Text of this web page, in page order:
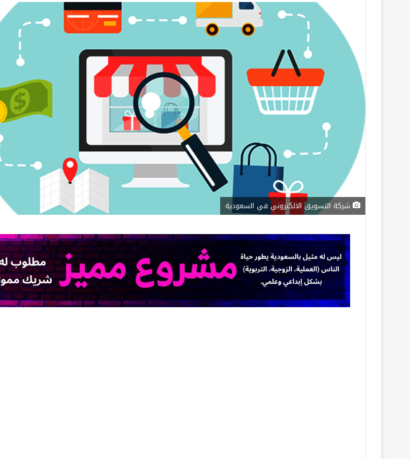
شركة التسويق الالكتروني في السعودية